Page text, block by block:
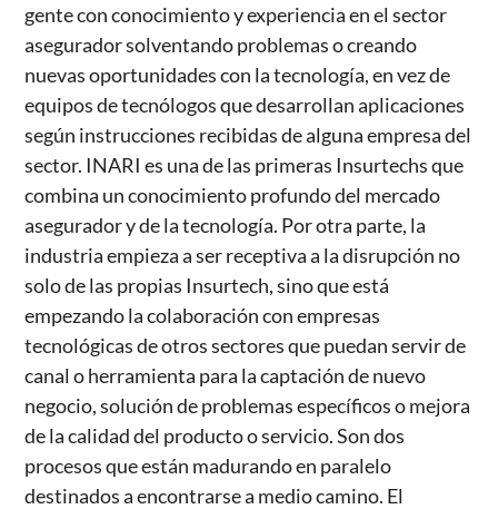
gente con conocimiento y experiencia en el sector
asegurador solventando problemas o creando
nuevas oportunidades con la tecnología, en vez de
equipos de tecnólogos que desarrollan aplicaciones
según instrucciones recibidas de alguna empresa del
sector. INARI es una de las primeras Insurtechs que
combina un conocimiento profundo del mercado
asegurador y de la tecnología. Por otra parte, la
industria empieza a ser receptiva a la disrupción no
solo de las propias Insurtech, sino que está
empezando la colaboración con empresas
tecnológicas de otros sectores que puedan servir de
canal o herramienta para la captación de nuevo
negocio, solución de problemas específicos o mejora
de la calidad del producto o servicio. Son dos
procesos que están madurando en paralelo
destinados a encontrarse a medio camino. El